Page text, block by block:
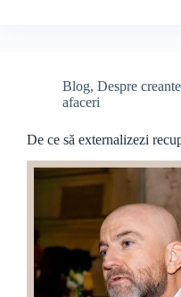
Blog, Despre creante
afaceri
De ce să externalizezi